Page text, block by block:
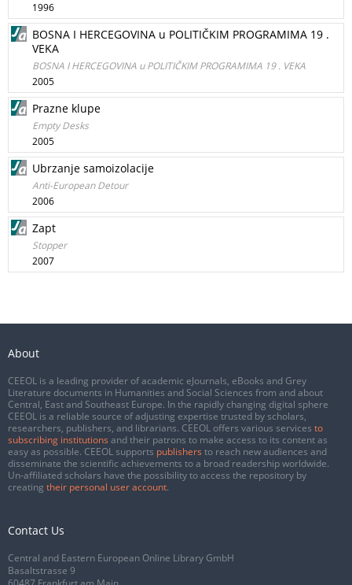
1996
BOSNA I HERCEGOVINA u POLITIČKIM PROGRAMIMA 19 .
VEKA
BOSNA I HERCEGOVINA u POLITIČKIM PROGRAMIMA 19 . VEKA
2005
Prazne klupe
Empty Desks
2005
Ubrzanje samoizolacije
Anti-European Detour
2006
Zapt
Stopper
2007
About
CEEOL is a leading provider of academic eJournals, eBooks and Grey
Literature documents in Humanities and Social Sciences from and about
Central, East and Southeast Europe. In the rapidly changing digital sphere
CEEOL is a reliable source of adjusting expertise trusted by scholars,
researchers, publishers, and librarians. CEEOL offers various services to
subscribing institutions and their patrons to make access to its content as
easy as possible. CEEOL supports publishers to reach new audiences and
disseminate the scientific achievements to a broad readership worldwide.
Un-affiliated scholars have the possibility to access the repository by
creating their personal user account.
Contact Us
Central and Eastern European Online Library GmbH
Basaltstrasse 9